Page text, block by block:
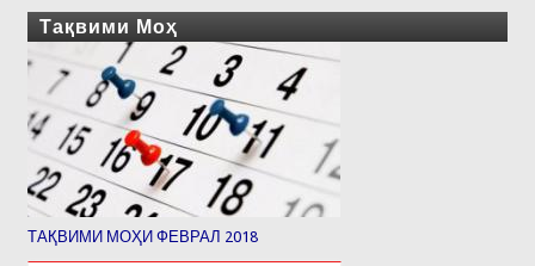
Тақвими Моҳ
ТАҚВИМИ МОҲИ ФЕВРАЛ 2018